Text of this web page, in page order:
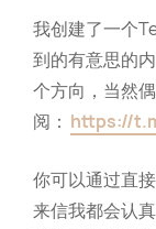
我创建了一个
到的有意思的
个方向，当然
阅： https://
你可以通过直
来信我都会认